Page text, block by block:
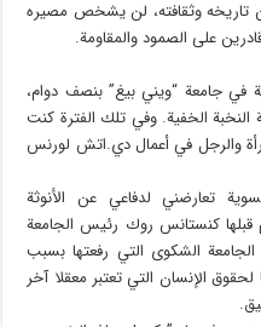
وثقافته، لن يشخص مصيره
على الصمود والمقاومة.
في جامعة “ويني بيغ” بنصف دوام،
الخفية. وفي تلك الفترة كنت
والرجل في أعمال دي.اتش لورنس
تعارضني لدفاعي عن الأنوثة
قبلها كنستانس روك رئيس الجامعة
الشكوى التي رفعتها بسبب
الإنسان التي تعتبر معقلا آخر